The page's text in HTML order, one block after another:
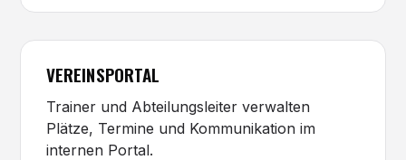
VEREINSPORTAL
Trainer und Abteilungsleiter verwalten
Plätze, Termine und Kommunikation im
internen Portal.